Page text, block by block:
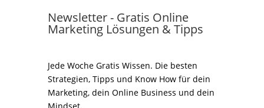
Newsletter - Gratis Online
Marketing Lösungen & Tipps
Jede Woche Gratis Wissen. Die besten
Strategien, Tipps und Know How für dein
Marketing, dein Online Business und dein